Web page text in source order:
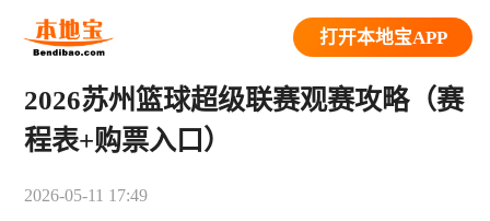
打开本地宝APP
2026苏州篮球超级联赛观赛攻略（赛
程表+购票入口）
2026-05-11 17:49